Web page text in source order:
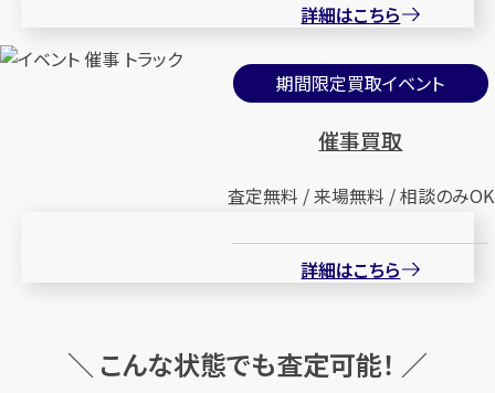
詳細はこちら
期間限定買取イベント
催事買取
査定無料 / 来場無料 / 相談のみOK
詳細はこちら
＼ こんな状態でも査定可能！ ／